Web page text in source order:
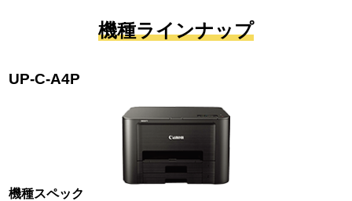
機種ラインナップ
UP-C-A4P
機種スペック